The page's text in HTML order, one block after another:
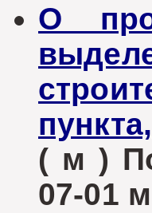
О
( м )
07-01 м